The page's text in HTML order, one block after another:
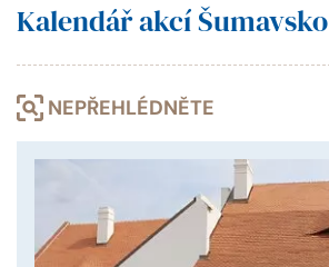
Kalendář akcí Šumavsko
NEPŘEHLÉDNĚTE